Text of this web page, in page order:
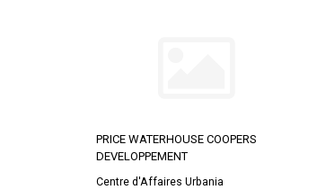
PRICE WATERHOUSE COOPERS
DEVELOPPEMENT
Centre d'Affaires Urbania